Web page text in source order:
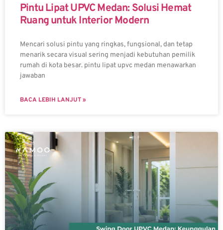
Pintu Lipat UPVC Medan: Solusi Hemat
Ruang untuk Interior Modern
Mencari solusi pintu yang ringkas, fungsional, dan tetap
menarik secara visual sering menjadi kebutuhan pemilik
rumah di kota besar. pintu lipat upvc medan menawarkan
jawaban
BACA LEBIH LANJUT »